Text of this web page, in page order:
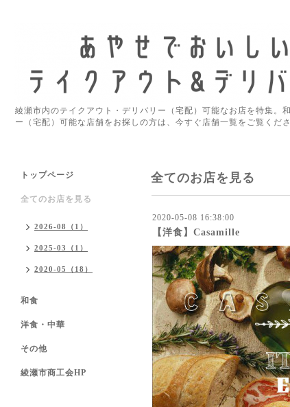
綾瀬市内のテイクアウト・デリバリー（宅配）可能なお店を特集。
ー（宅配）可能な店舗をお探しの方は、今すぐ店舗一覧をご覧くださ
全てのお店を見る
2020-05-08 16:38:00
【洋食】Casamille
トップページ
全てのお店を見る
2026-08（1）
2025-03（1）
2020-05（18）
和食
洋食・中華
その他
綾瀬市商工会HP